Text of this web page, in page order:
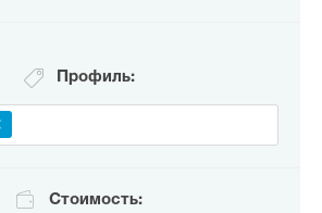
Профиль:
Стоимость: